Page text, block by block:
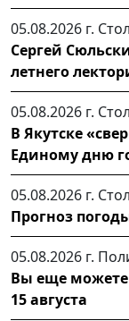
05.08.2026 г.
Сергей
летнего
05.08.2026 г.
В Якутске
Единому дню
05.08.2026 г.
Прогноз
05.08.2026 г.
Вы еще можете
15 августа